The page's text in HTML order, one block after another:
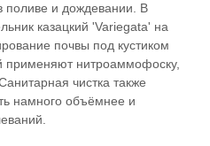
поливе и дождевании. В
казацкий 'Variegata' на
почвы под кустиком
нитроаммофоску,
чистка также
намного объёмнее и